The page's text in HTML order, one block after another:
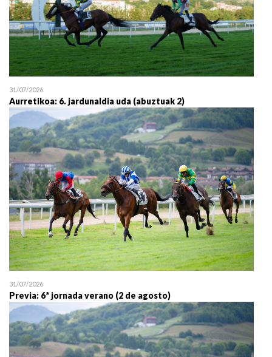
31/07/2026
Aurretikoa: 6. jardunaldia uda (abuztuak 2)
31/07/2026
Previa: 6ª jornada verano (2 de agosto)